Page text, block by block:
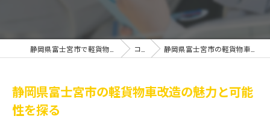
コラム 静岡県富士宮市の軽貨物車改造の魅力と可能性を探る
静岡県富士宮市の軽貨物車改造の魅力と可能
性を探る